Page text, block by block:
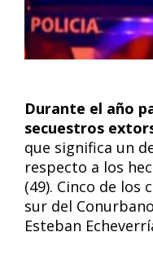
Durante el año
secuestros
que significa un
respecto a los
(49). Cinco de los
sur del
Esteban